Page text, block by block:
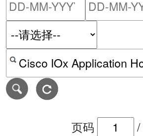
按关键字或 CVE ID 搜寻保
页码 /